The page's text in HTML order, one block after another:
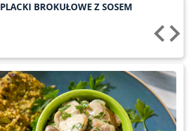
PLACKI BROKUŁOWE Z SOSEM